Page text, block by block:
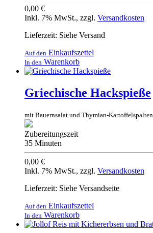
0,00 €
Inkl. 7% MwSt., zzgl. Versandkosten
Lieferzeit: Siehe Versand
Auf den Einkaufszettel
In den Warenkorb
Griechische Hackspieße
mit Bauernsalat und Thymian-Kartoffelspalten
Zubereitungszeit
35 Minuten
0,00 €
Inkl. 7% MwSt., zzgl. Versandkosten
Lieferzeit: Siehe Versandseite
Auf den Einkaufszettel
In den Warenkorb